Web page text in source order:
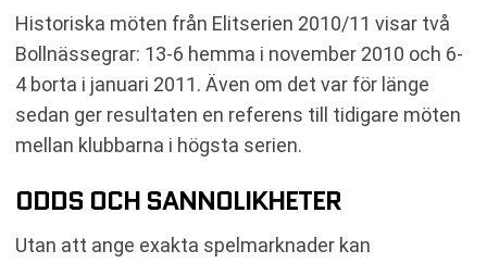
Historiska möten från Elitserien 2010/11 visar två
Bollnässegrar: 13-6 hemma i november 2010 och 6-
4 borta i januari 2011. Även om det var för länge
sedan ger resultaten en referens till tidigare möten
mellan klubbarna i högsta serien.
ODDS OCH SANNOLIKHETER
Utan att ange exakta spelmarknader kan